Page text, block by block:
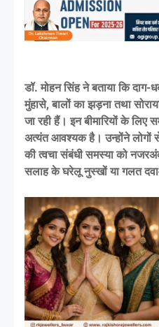
डॉ. मोहन सिंह ने बताया कि
मुंहासे, बालों का झड़ना तथा
जा रही हैं। इन बीमारियों के लिए
अत्यंत आवश्यक है। उन्होंने लोगों
की त्वचा संबंधी समस्या को
सलाह के घरेलू नुस्खों या गलत